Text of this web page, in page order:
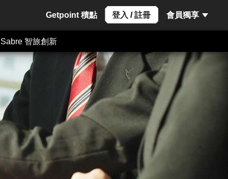
會員獨享
登入 /註冊
Getpoint 積點
Sabre 智旅創新